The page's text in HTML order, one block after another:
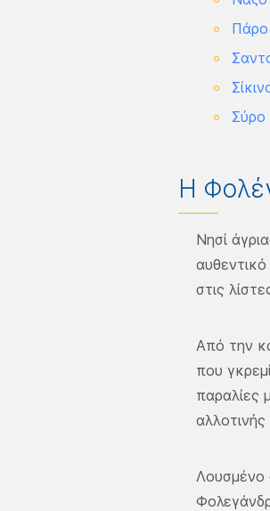
Πάρο
Σύρο
Η
Νησί
στις
Από την
που
παραλίες
Λουσμένο